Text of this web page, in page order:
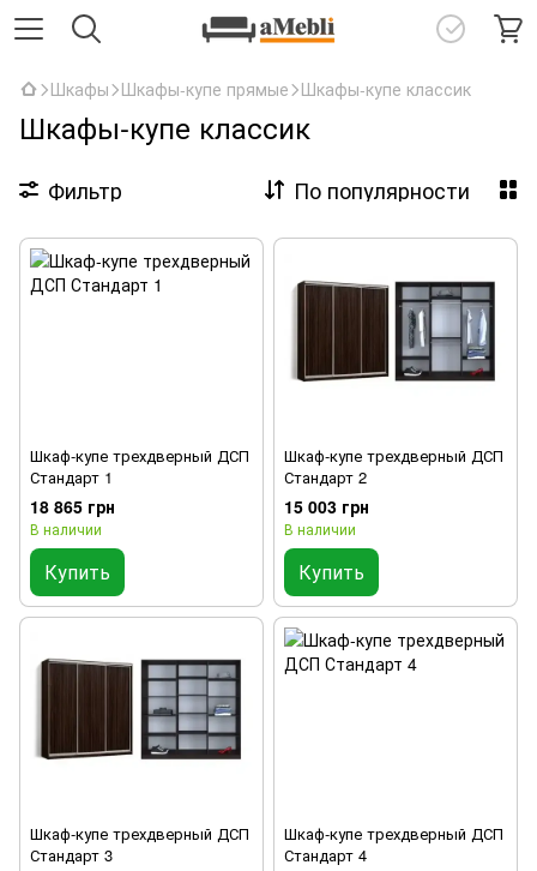
Шкафы Шкафы-купе прямые Шкафы-купе классик
Шкафы-купе классик
Фильтр По популярности
Шкаф-купе трехдверный ДСП
Стандарт 1
18 865 грн
В наличии
Купить
Шкаф-купе трехдверный ДСП
Стандарт 2
15 003 грн
В наличии
Купить
Шкаф-купе трехдверный ДСП
Стандарт 3
Шкаф-купе трехдверный ДСП
Стандарт 4